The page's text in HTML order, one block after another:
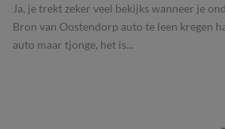
Ja, je trekt zeker veel bekijks wanneer je
Bron van Oostendorp auto te leen kregen
auto maar tjonge, het is...